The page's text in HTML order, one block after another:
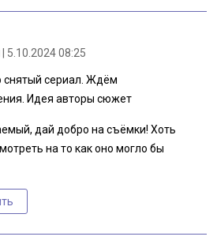
| 5.10.2024 08:25
снятый сериал. Ждëм
Идея авторы сюжет
дай добро на съёмки! Хоть
на то как оно могло бы